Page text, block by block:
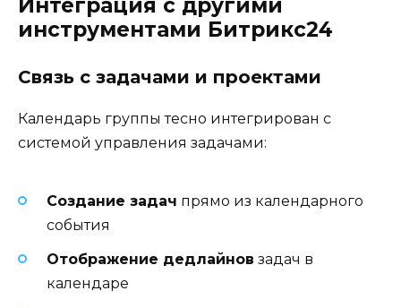
инструментами Битрикс24
Связь с задачами и проектами
Календарь группы тесно интегрирован с
системой управления задачами:
Создание задач прямо из календарного
события
Отображение дедлайнов задач в
календаре